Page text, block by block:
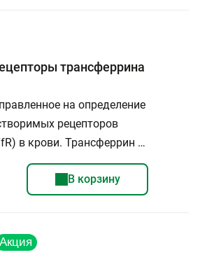
трансферрина
на определение
рецепторов
в крови. Трансферрин …
В корзину